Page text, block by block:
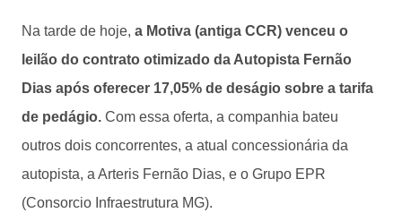
Na tarde de hoje, a Motiva (antiga CCR) venceu o
leilão do contrato otimizado da Autopista Fernão
Dias após oferecer 17,05% de deságio sobre a tarifa
de pedágio. Com essa oferta, a companhia bateu
outros dois concorrentes, a atual concessionária da
autopista, a Arteris Fernão Dias, e o Grupo EPR
(Consorcio Infraestrutura MG).